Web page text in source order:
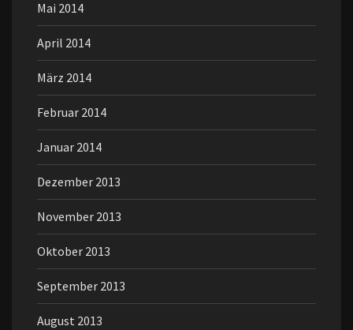
Mai 2014
April 2014
März 2014
Februar 2014
Januar 2014
Dezember 2013
November 2013
Oktober 2013
September 2013
August 2013